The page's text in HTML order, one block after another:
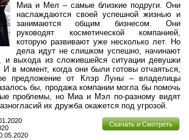
Миа и Мел – самые близкие подруги. Они
наслаждаются своей успешной жизнью и
занимаются общим бизнесом. Они
руководят косметической компанией,
которую развивают уже несколько лет. Но
дела идут не слишком успешно, начинают
и выхода из сложившейся ситуации девушки
И в момент, когда они были готовы отчаяться,
предложение от Клэр Луны – владелицы
бы, продажа компании могла бы помочь
проблемы, но Миа и Мэл по-разному видят
их дружба окажется под угрозой.
Скачать и Смотреть